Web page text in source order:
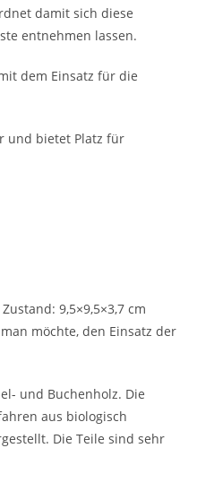
damit sich diese
entnehmen lassen.
dem Einsatz für die
und bietet Platz für
9,5×9,5×3,7 cm
möchte, den Einsatz der
und Buchenholz. Die
aus biologisch
Die Teile sind sehr